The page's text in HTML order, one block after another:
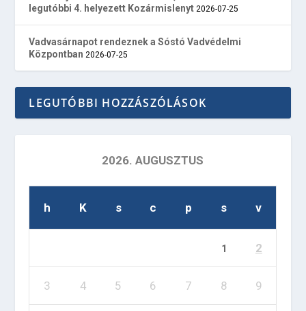
legutóbbi 4. helyezett Kozármislenyt 2026-07-25
Vadvasárnapot rendeznek a Sóstó Vadvédelmi
Központban 2026-07-25
LEGUTÓBBI HOZZÁSZÓLÁSOK
2026. AUGUSZTUS
h K s c p s v
1 2
3 4 5 6 7 8 9